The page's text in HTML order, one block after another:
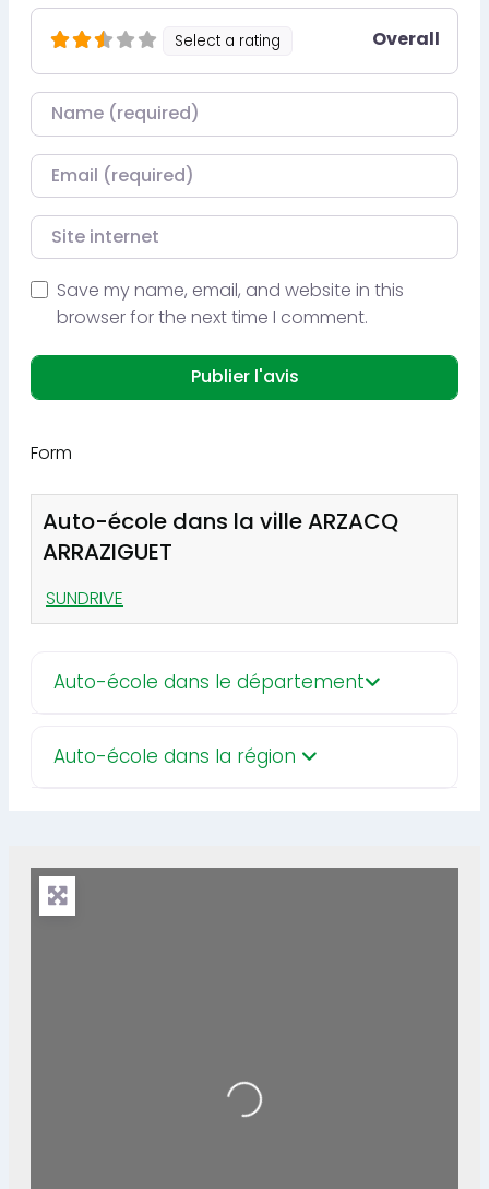
Select a rating Overall
Nom
Courriel
Site internet
Save my name, email, and website in this
browser for the next time I comment.
Form
Auto-école dans la ville ARZACQ
ARRAZIGUET
SUNDRIVE
Auto-école dans le département
Auto-école dans la région
Loading...